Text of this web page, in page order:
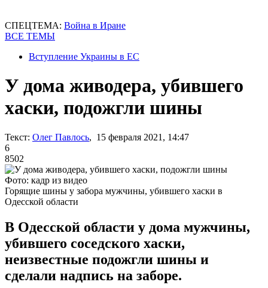
СПЕЦТЕМА: Война в Иране
ВСЕ ТЕМЫ
Вступление Украины в ЕС
У дома живодера, убившего
хаски, подожгли шины
Текст: Олег Павлось, 15 февраля 2021, 14:47
6
8502
Фото: кадр из видео
Горящие шины у забора мужчины, убившего хаски в
Одесской области
В Одесской области у дома мужчины,
убившего соседского хаски,
неизвестные подожгли шины и
сделали надпись на заборе.